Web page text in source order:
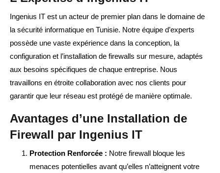
Ingenius IT est un acteur de premier plan dans le domaine de
la sécurité informatique en Tunisie. Notre équipe d’experts
possède une vaste expérience dans la conception, la
configuration et l’installation de firewalls sur mesure, adaptés
aux besoins spécifiques de chaque entreprise. Nous
travaillons en étroite collaboration avec nos clients pour
garantir que leur réseau est protégé de manière optimale.
Avantages d’une Installation de
Firewall par Ingenius IT
Protection Renforcée : Notre firewall bloque les
menaces potentielles avant qu’elles n’atteignent votre